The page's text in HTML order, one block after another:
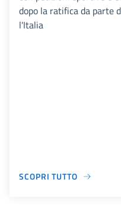
dopo la ratifica da parte
l'Italia
SCOPRI TUTTO